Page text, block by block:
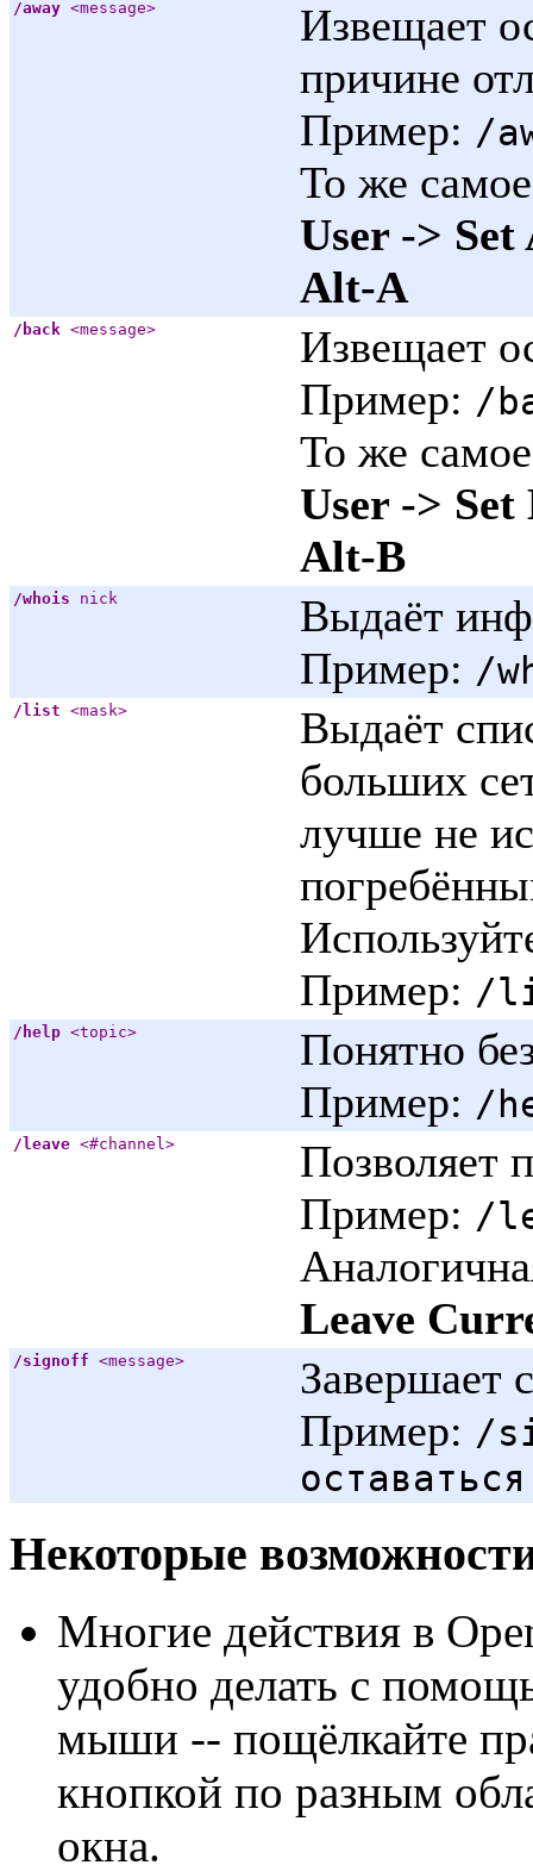
/away <message>
Извещает
причине
Пример: /
То же
User -> Set
Alt-A
/back <message>
Извещает
Пример: /
То же
User -> Set
Alt-B
/whois nick
Выдаёт
Пример: /
/list <mask>
Выдаёт
больших
лучше не
Пример: /
/help <topic>
Понятно
Пример: /
/leave <#channel>
Позволяет
Пример: /
Leave
/signoff <message>
Завершает
Пример: /
оставаться
Некоторые
Многие действия в
удобно делать с
мыши -- пощёлкайте
кнопкой по разным
окна.